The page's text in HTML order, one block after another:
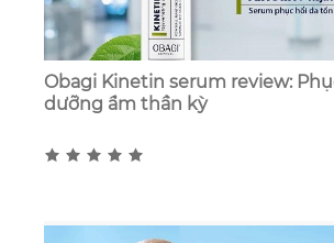
Obagi Kinetin serum review:
dưỡng ẩm thần kỳ